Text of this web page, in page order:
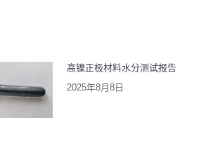
高镍正极材料水分测试报告
2025年8月8日